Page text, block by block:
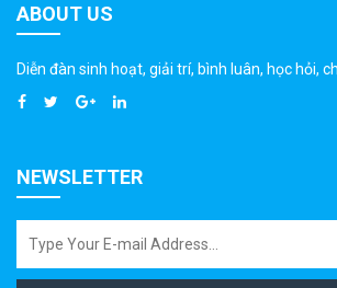
ABOUT US
Diễn đàn sinh hoạt, giải trí, bình luân, học hỏi,
NEWSLETTER